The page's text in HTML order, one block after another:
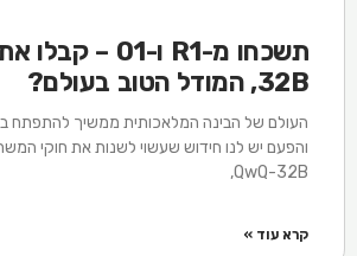
32B, המודל הטוב בעולם?
העולם של הבינה המלאכותית ממשיך להתפתח
והפעם יש לנו חידוש שעשוי לשנות את חוקי
QwQ-32B,
קרא עוד »